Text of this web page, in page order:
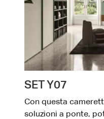
SET Y07
Con questa
soluzioni a ponte,